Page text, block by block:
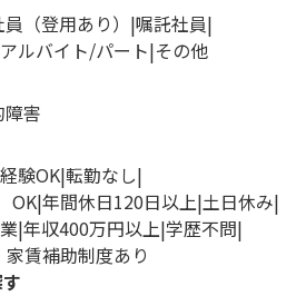
（登用あり）
嘱託社員
アルバイト/パート その他
害
験OK 転勤なし
OK 年間休日120日以上 土日休み
年収400万円以上 学歴不問
家賃補助制度あり